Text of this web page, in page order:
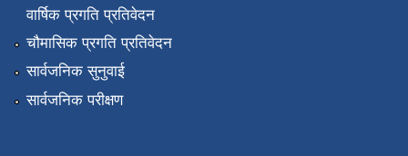
वार्षिक प्रगति प्रतिवेदन
चौमासिक प्रगति प्रतिवेदन
सार्वजनिक सुनुवाई
सार्वजनिक परीक्षण